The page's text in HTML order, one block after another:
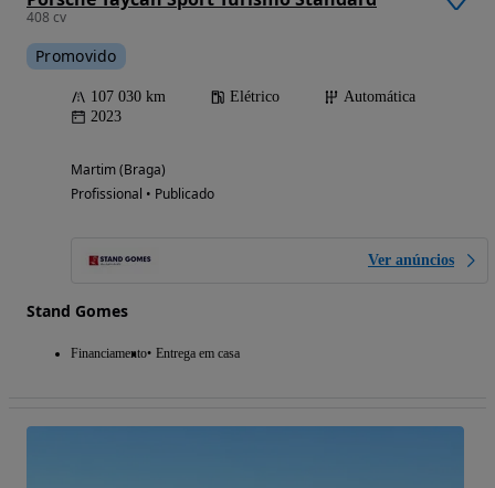
408 cv
Promovido
107 030 km Elétrico
Automática
2023
Martim (Braga)
Profissional • Publicado
Ver anúncios
Stand Gomes
Financiamento Entrega em casa